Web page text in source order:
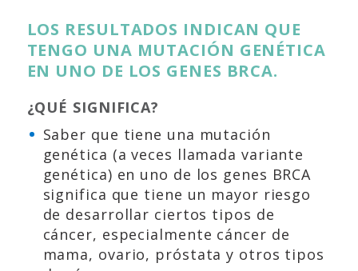
LOS RESULTADOS INDICAN QUE
TENGO UNA MUTACIÓN GENÉTICA
EN UNO DE LOS GENES BRCA.
¿QUÉ SIGNIFICA?
Saber que tiene una mutación
genética (a veces llamada variante
genética) en uno de los genes BRCA
significa que tiene un mayor riesgo
de desarrollar ciertos tipos de
cáncer, especialmente cáncer de
mama, ovario, próstata y otros tipos